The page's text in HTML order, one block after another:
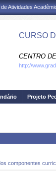
Atividades
CURSO
CENTRO
http://
Projeto
componentes